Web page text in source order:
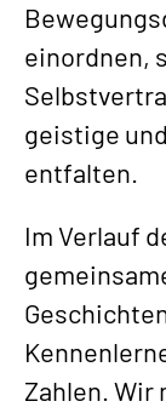
einordnen,
geistige
entfalten.
Im Verlauf
Zahlen. Wir